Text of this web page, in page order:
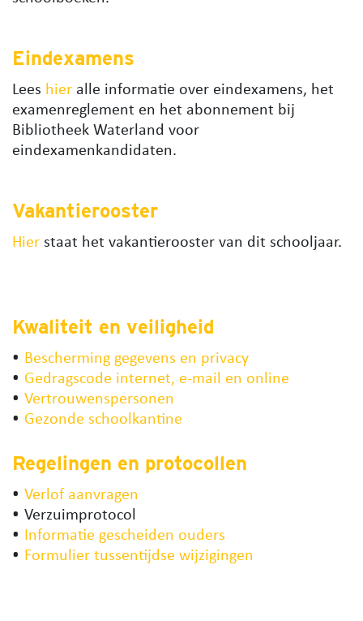
Eindexamens
Lees hier alle informatie over eindexamens, het
examenreglement en het abonnement bij
Bibliotheek Waterland voor
eindexamenkandidaten.
Vakantierooster
Hierstaat het vakantierooster van dit schooljaar.
Kwaliteit en veiligheid
Bescherming gegevens en privacy
Gedragscode internet, e-mail en online
Vertrouwenspersonen
Gezonde schoolkantine
Regelingen en protocollen
Verlof aanvragen
Verzuimprotocol
Informatie gescheiden ouders
Formulier tussentijdse wijzigingen